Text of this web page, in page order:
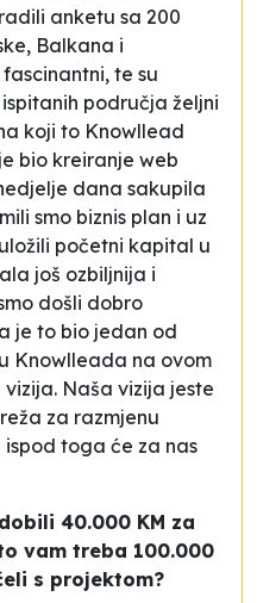
anketu sa 200
Balkana i
te su
područja željni
koji to Knowllead
bio kreiranje web
dana sakupila
smo biznis plan i uz
početni kapital u
još ozbiljnija i
došli dobro
je to bio jedan od
Knowlleada na ovom
Naša vizija jeste
za razmjenu
toga će za nas
40.000 KM za
vam treba 100.000
s projektom?